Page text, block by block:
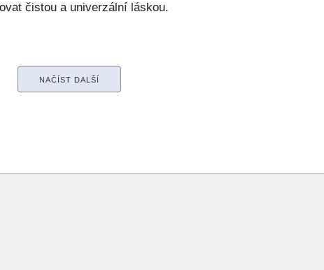
čistou a univerzální láskou.
NAČÍST DALŠÍ